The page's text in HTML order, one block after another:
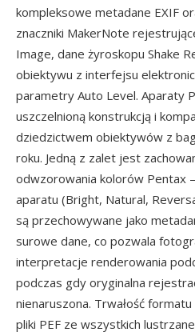
kompleksowe metadane EXIF
znaczniki MakerNote
Image, dane żyroskopu Shake
obiektywu z interfejsu
parametry Auto Level. Aparaty
uszczelnioną konstrukcją i
dziedzictwem obiektywów z
roku. Jedną z zalet jest
odwzorowania kolorów Pentax
aparatu (Bright, Natural,
są przechowywane jako
surowe dane, co pozwala
interpretacje renderowania
podczas gdy oryginalna
nienaruszona. Trwałość
pliki PEF ze wszystkich